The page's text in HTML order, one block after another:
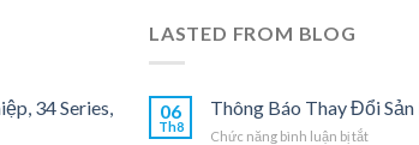
34 Series,
LASTED FROM BLOG
06
Th8
Thông Báo Thay Đổi Sản
Chức năng bình luận bị tắtở